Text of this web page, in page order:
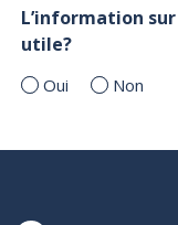
L’information
utile?
Oui Non